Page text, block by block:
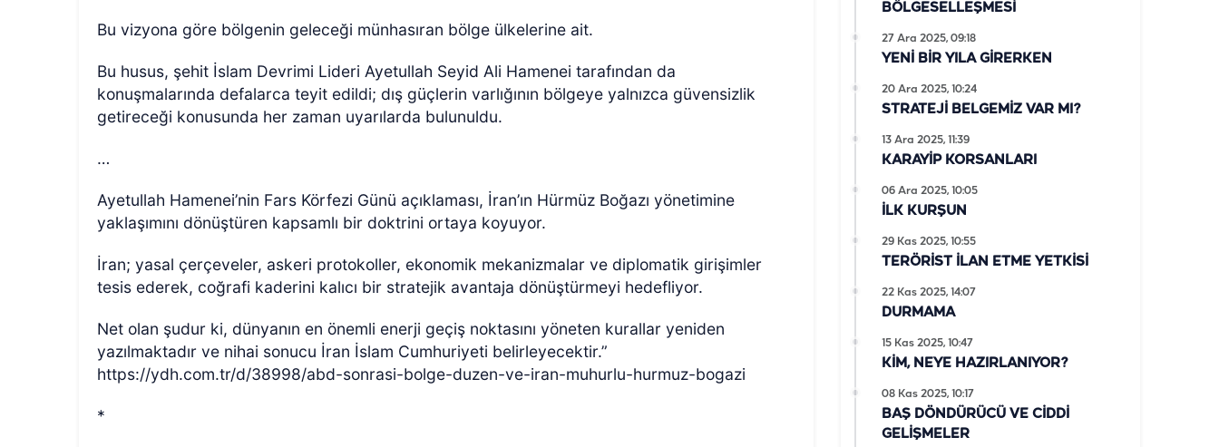
Bu vizyona göre bölgenin geleceği münhasıran bölge ülkelerine ait.
Bu husus, şehit İslam Devrimi Lideri Ayetullah Seyid Ali Hamenei tarafından da
konuşmalarında defalarca teyit edildi; dış güçlerin varlığının bölgeye yalnızca güvensizlik
getireceği konusunda her zaman uyarılarda bulunuldu.
…
Ayetullah Hamenei’nin Fars Körfezi Günü açıklaması, İran’ın Hürmüz Boğazı yönetimine
yaklaşımını dönüştüren kapsamlı bir doktrini ortaya koyuyor.
İran; yasal çerçeveler, askeri protokoller, ekonomik mekanizmalar ve diplomatik girişimler
tesis ederek, coğrafi kaderini kalıcı bir stratejik avantaja dönüştürmeyi hedefliyor.
Net olan şudur ki, dünyanın en önemli enerji geçiş noktasını yöneten kurallar yeniden
yazılmaktadır ve nihai sonucu İran İslam Cumhuriyeti belirleyecektir.”
https://ydh.com.tr/d/38998/abd-sonrasi-bolge-duzen-ve-iran-muhurlu-hurmuz-bogazi
*
BÖLGESELLEŞMESİ
YENİ BİR YILA GİRERKEN
27 Ara 2025, 09:18
STRATEJİ BELGEMİZ VAR MI?
20 Ara 2025, 10:24
KARAYİP KORSANLARI
13 Ara 2025, 11:39
İLK KURŞUN
06 Ara 2025, 10:05
TERÖRİST İLAN ETME YETKİSİ
29 Kas 2025, 10:55
DURMAMA
22 Kas 2025, 14:07
KİM, NEYE HAZIRLANIYOR?
15 Kas 2025, 10:47
BAŞ DÖNDÜRÜCÜ VE CİDDİ
GELİŞMELER
08 Kas 2025, 10:17